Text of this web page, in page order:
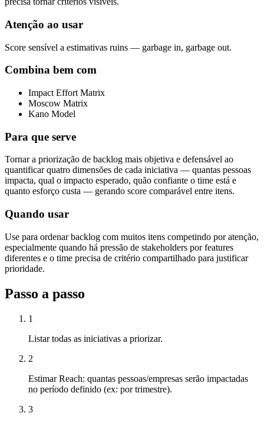
Atenção ao usar
Score sensível a estimativas ruins — garbage in, garbage out.
Combina bem com
Impact Effort Matrix
Moscow Matrix
Kano Model
Para que serve
Tornar a priorização de backlog mais objetiva e defensável ao
quantificar quatro dimensões de cada iniciativa — quantas pessoas
impacta, qual o impacto esperado, quão confiante o time está e
quanto esforço custa — gerando score comparável entre itens.
Quando usar
Use para ordenar backlog com muitos itens competindo por atenção,
especialmente quando há pressão de stakeholders por features
diferentes e o time precisa de critério compartilhado para justificar
prioridade.
Passo a passo
1
Listar todas as iniciativas a priorizar.
2
Estimar Reach: quantas pessoas/empresas serão impactadas
no período definido (ex: por trimestre).
3